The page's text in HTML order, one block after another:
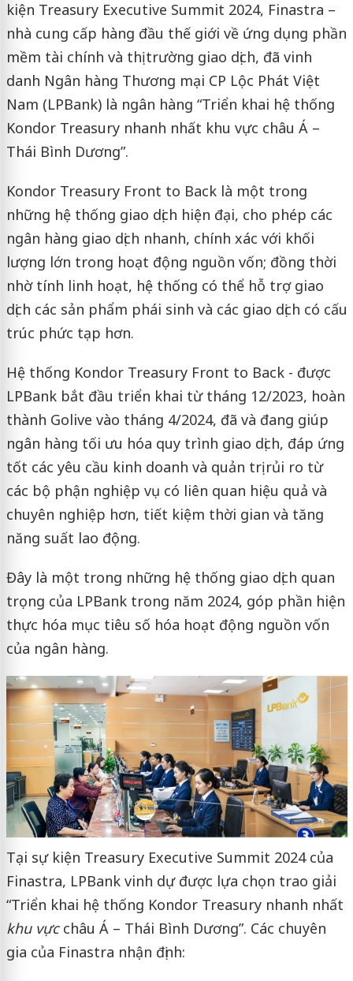
kiện Treasury Executive Summit 2024, Finastra –
nhà cung cấp hàng đầu thế giới về ứng dụng phần
mềm tài chính và thị trường giao dịch, đã vinh
danh Ngân hàng Thương mại CP Lộc Phát Việt
Nam (LPBank) là ngân hàng “Triển khai hệ thống
Kondor Treasury nhanh nhất khu vực châu Á –
Thái Bình Dương”.
Kondor Treasury Front to Back là một trong
những hệ thống giao dịch hiện đại, cho phép các
ngân hàng giao dịch nhanh, chính xác với khối
lượng lớn trong hoạt động nguồn vốn; đồng thời
nhờ tính linh hoạt, hệ thống có thể hỗ trợ giao
dịch các sản phẩm phái sinh và các giao dịch có cấu
trúc phức tạp hơn.
Hệ thống Kondor Treasury Front to Back - được
LPBank bắt đầu triển khai từ tháng 12/2023, hoàn
thành Golive vào tháng 4/2024, đã và đang giúp
ngân hàng tối ưu hóa quy trình giao dịch, đáp ứng
tốt các yêu cầu kinh doanh và quản trị rủi ro từ
các bộ phận nghiệp vụ có liên quan hiệu quả và
chuyên nghiệp hơn, tiết kiệm thời gian và tăng
năng suất lao động.
Đây là một trong những hệ thống giao dịch quan
trọng của LPBank trong năm 2024, góp phần hiện
thực hóa mục tiêu số hóa hoạt động nguồn vốn
của ngân hàng.
Tại sự kiện Treasury Executive Summit 2024 của
Finastra, LPBank vinh dự được lựa chọn trao giải
“Triển khai hệ thống Kondor Treasury nhanh nhất
khu vực châu Á – Thái Bình Dương”. Các chuyên
gia của Finastra nhận định: